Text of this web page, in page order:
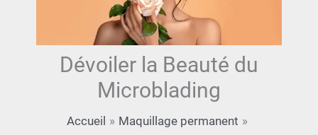
Dévoiler la Beauté du
Microblading
Accueil
Maquillage permanent